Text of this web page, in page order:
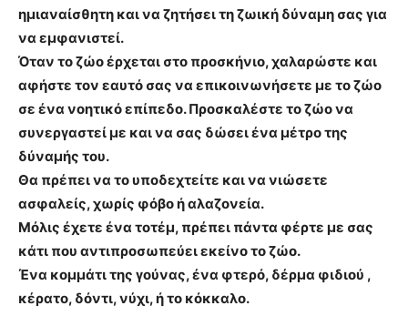
ημιαναίσθητη και να ζητήσει τη ζωική δύναμη σας για
να εμφανιστεί.
Όταν το ζώο έρχεται στο προσκήνιο, χαλαρώστε και
αφήστε τον εαυτό σας να επικοινωνήσετε με το ζώο
σε ένα νοητικό επίπεδο. Προσκαλέστε το ζώο να
συνεργαστεί με και να σας δώσει ένα μέτρο της
δύναμής του.
Θα πρέπει να το υποδεχτείτε και να νιώσετε
ασφαλείς, χωρίς φόβο ή αλαζονεία.
Μόλις έχετε ένα τοτέμ, πρέπει πάντα φέρτε με σας
κάτι που αντιπροσωπεύει εκείνο το ζώο.
Ένα κομμάτι της γούνας, ένα φτερό, δέρμα φιδιού ,
κέρατο, δόντι, νύχι, ή το κόκκαλο.